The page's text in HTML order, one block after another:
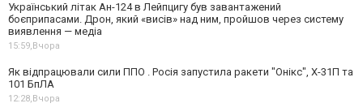
Український літак Ан-124 в Лейпцигу був завантажений
боєприпасами. Дрон, який «висів» над ним, пройшов через систему
виявлення — медіа
15:59, Вчора
Як відпрацювали сили ППО . Росія запустила ракети "Онікс", Х-31П та
101 БпЛА
12:28, Вчора